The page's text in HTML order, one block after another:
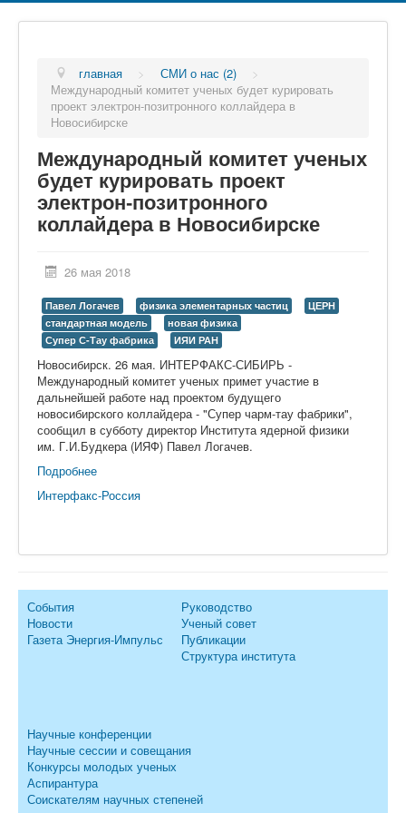
главная > СМИ о нас (2)
>
Международный комитет ученых будет курировать
проект электрон-позитронного коллайдера в
Новосибирске
Международный комитет ученых
будет курировать проект
электрон-позитронного
коллайдера в Новосибирске
26 мая 2018
Павел Логачев физика элементарных частиц
ЦЕРН
стандартная модель
новая физика
Супер С-Тау фабрика
ИЯИ РАН
Новосибирск. 26 мая. ИНТЕРФАКС-СИБИРЬ -
Международный комитет ученых примет участие в
дальнейшей работе над проектом будущего
новосибирского коллайдера - "Супер чарм-тау фабрики",
сообщил в субботу директор Института ядерной физики
им. Г.И.Будкера (ИЯФ) Павел Логачев.
Подробнее
Интерфакс-Россия
События
Новости
Газета Энергия-Импульс
Руководство
Ученый совет
Публикации
Структура института
Научные конференции
Научные сессии и совещания
Конкурсы молодых ученых
Аспирантура
Соискателям научных степеней